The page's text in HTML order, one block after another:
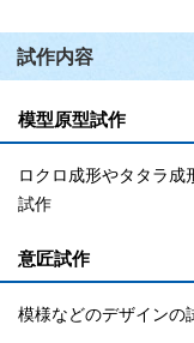
試作内容
模型原型試作
ロクロ成形やタタラ成
試作
意匠試作
模様などのデザインの